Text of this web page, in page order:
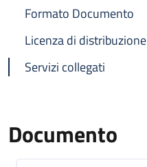
Formato Documento
Licenza di distribuzione
Servizi collegati
Documento